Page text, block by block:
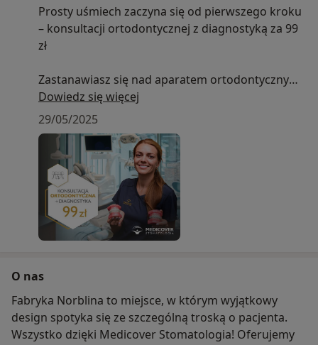
Prosty uśmiech zaczyna się od pierwszego kroku
– konsultacji ortodontycznej z diagnostyką za 99
zł
Zastanawiasz się nad aparatem ortodontycznym?
A może od dawna myślisz o poprawie ustawienia
zębów, ale nie wiesz, od czego zacząć? Pierwszym
i najważniejszym krokiem jest wizyta u specjalisty,
który oceni stan Twojego uzębienia i zaproponuje
najlepsze możliwe rozwiązania.
Podczas wizyty specjalista:
• oceni stan Twojego uzębienia i zgryzu
• zaproponuje możliwe metody leczenia
ortodontycznego
• jeśli będzie taka potrzeba – wykona diagnostykę
RTG, by precyzyjnie zaplanować leczenie
Dowiedz się więcej
29/05/2025
O nas
Fabryka Norblina to miejsce, w którym wyjątkowy
design spotyka się ze szczególną troską o pacjenta.
Wszystko dzięki Medicover Stomatologia! Oferujemy